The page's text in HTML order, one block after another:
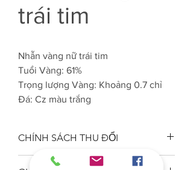
trái tim
Nhẫn vàng nữ trái tim
Tuổi Vàng: 61%
Trọng lượng Vàng: Khoảng 0.7 chỉ
Đá: Cz màu trắng
CHÍNH SÁCH THU ĐỔI
Công ty VJC 610 đảm bảo chất